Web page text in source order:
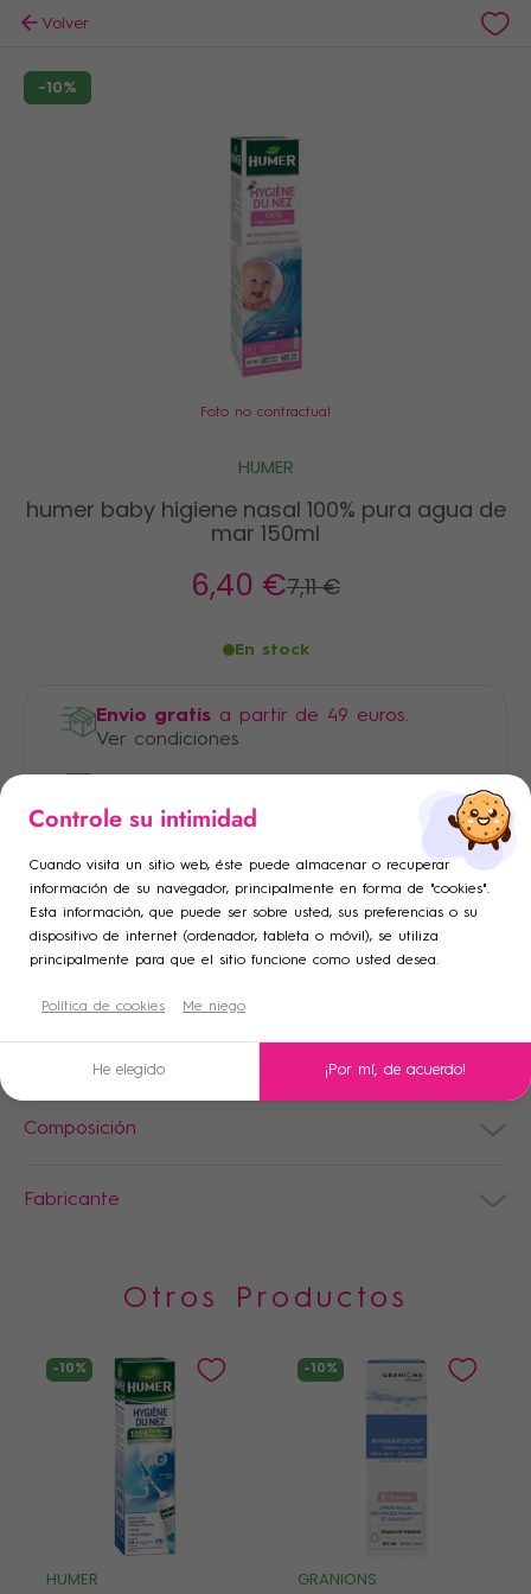
Volver
HUMER
humer baby higiene nasal 100% pura agua de
mar 150ml
6,40 €7,11 €
En stock
Envio gratis a partir de 49 euros.
Ver condiciones
-10%
Foto no contractual
Composición
Fabricante
Otros Productos
-10%
HUMER
-10%
GRANIONS
Añadir a la lista de deseos ×
add_circle_outline Crear una nueva lista
Crear lista de deseos ×
Nombre de la lista de deseos
Cancelar Crear lista de deseos
Iniciar sesión ×
Debe iniciar sesión para guardar productos en su lista de
deseos.
Cancelar Iniciar sesión
Controle su intimidad
Cuando visita un sitio web, éste puede almacenar o recuperar
información de su navegador, principalmente en forma de "cookies".
Esta información, que puede ser sobre usted, sus preferencias o su
dispositivo de internet (ordenador, tableta o móvil), se utiliza
principalmente para que el sitio funcione como usted desea.
Política de cookies Me niego
He elegido ¡Por mí, de acuerdo!